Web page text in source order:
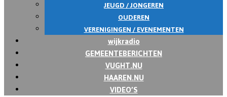
JEUGD / JONGEREN
OUDEREN
VERENIGINGEN / EVENEMENTEN
wijkradio
GEMEENTEBERICHTEN
VUGHT.NU
HAAREN.NU
VIDEO’S